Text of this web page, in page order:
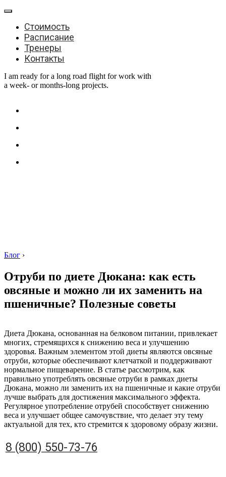
Стоимость
Расписание
Тренеры
Контакты
I am ready for a long road flight for work with
a week- or months-long projects.
Блог ›
Отруби по диете Дюкана: как есть
овсяные и можно ли их заменить на
пшеничные? Полезные советы
Диета Дюкана, основанная на белковом питании, привлекает
многих, стремящихся к снижению веса и улучшению
здоровья. Важным элементом этой диеты являются овсяные
отруби, которые обеспечивают клетчаткой и поддерживают
нормальное пищеварение. В статье рассмотрим, как
правильно употреблять овсяные отруби в рамках диеты
Дюкана, можно ли заменить их на пшеничные и какие отруби
лучше выбрать для достижения максимального эффекта.
Регулярное употребление отрубей способствует снижению
веса и улучшает общее самочувствие, что делает эту тему
актуальной для тех, кто стремится к здоровому образу жизни.